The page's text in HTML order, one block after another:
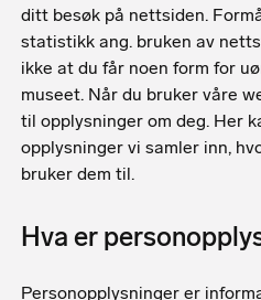
ditt besøk på nettsiden.
statistikk ang. bruken av
ikke at du får noen form for
museet. Når du bruker våre
til opplysninger om deg. Her
opplysninger vi samler inn,
bruker dem til.
Hva er
Personopplysninger er